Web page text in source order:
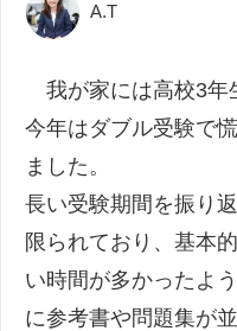
A.T
我が家には高校3年
今年はダブル受験で
ました。
長い受験期間を振り
限られており、基本
い時間が多かったよ
に参考書や問題集が